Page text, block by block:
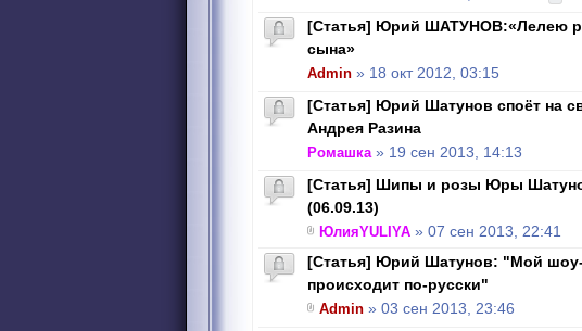
[Статья] Юрий ШАТУНОВ:«Лелею
сына»
Admin » 18 окт 2012, 03:15
[Статья] Юрий Шатунов споёт на
Андрея Разина
Ромашка» 19 сен 2013, 14:13
[Статья] Шипы и розы Юры
(06.09.13)
ЮлияYULIYA » 07 сен 2013, 22:41
[Статья] Юрий Шатунов: "Мой
происходит по-русски"
Admin » 03 сен 2013, 23:46